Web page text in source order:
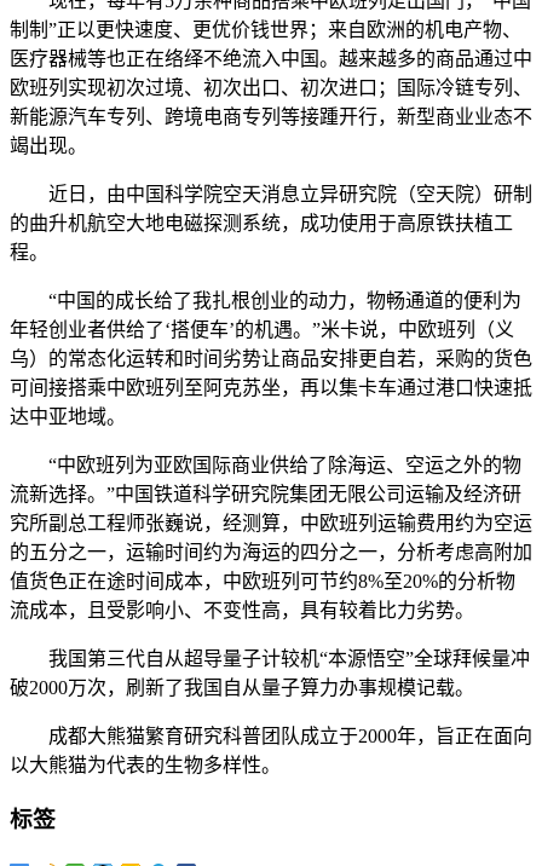
制制”正以更快速度、更优价钱世界；来自欧洲的机电产物、
医疗器械等也正在络绎不绝流入中国。越来越多的商品通过中
欧班列实现初次过境、初次出口、初次进口；国际冷链专列、
新能源汽车专列、跨境电商专列等接踵开行，新型商业业态不
竭出现。
近日，由中国科学院空天消息立异研究院（空天院）研制
的曲升机航空大地电磁探测系统，成功使用于高原铁扶植工
程。
“中国的成长给了我扎根创业的动力，物畅通道的便利为
年轻创业者供给了‘搭便车’的机遇。”米卡说，中欧班列（义
乌）的常态化运转和时间劣势让商品安排更自若，采购的货色
可间接搭乘中欧班列至阿克苏坐，再以集卡车通过港口快速抵
达中亚地域。
“中欧班列为亚欧国际商业供给了除海运、空运之外的物
流新选择。”中国铁道科学研究院集团无限公司运输及经济研
究所副总工程师张巍说，经测算，中欧班列运输费用约为空运
的五分之一，运输时间约为海运的四分之一，分析考虑高附加
值货色正在途时间成本，中欧班列可节约8%至20%的分析物
流成本，且受影响小、不变性高，具有较着比力劣势。
我国第三代自从超导量子计较机“本源悟空”全球拜候量冲
破2000万次，刷新了我国自从量子算力办事规模记载。
成都大熊猫繁育研究科普团队成立于2000年，旨正在面向
以大熊猫为代表的生物多样性。
标签